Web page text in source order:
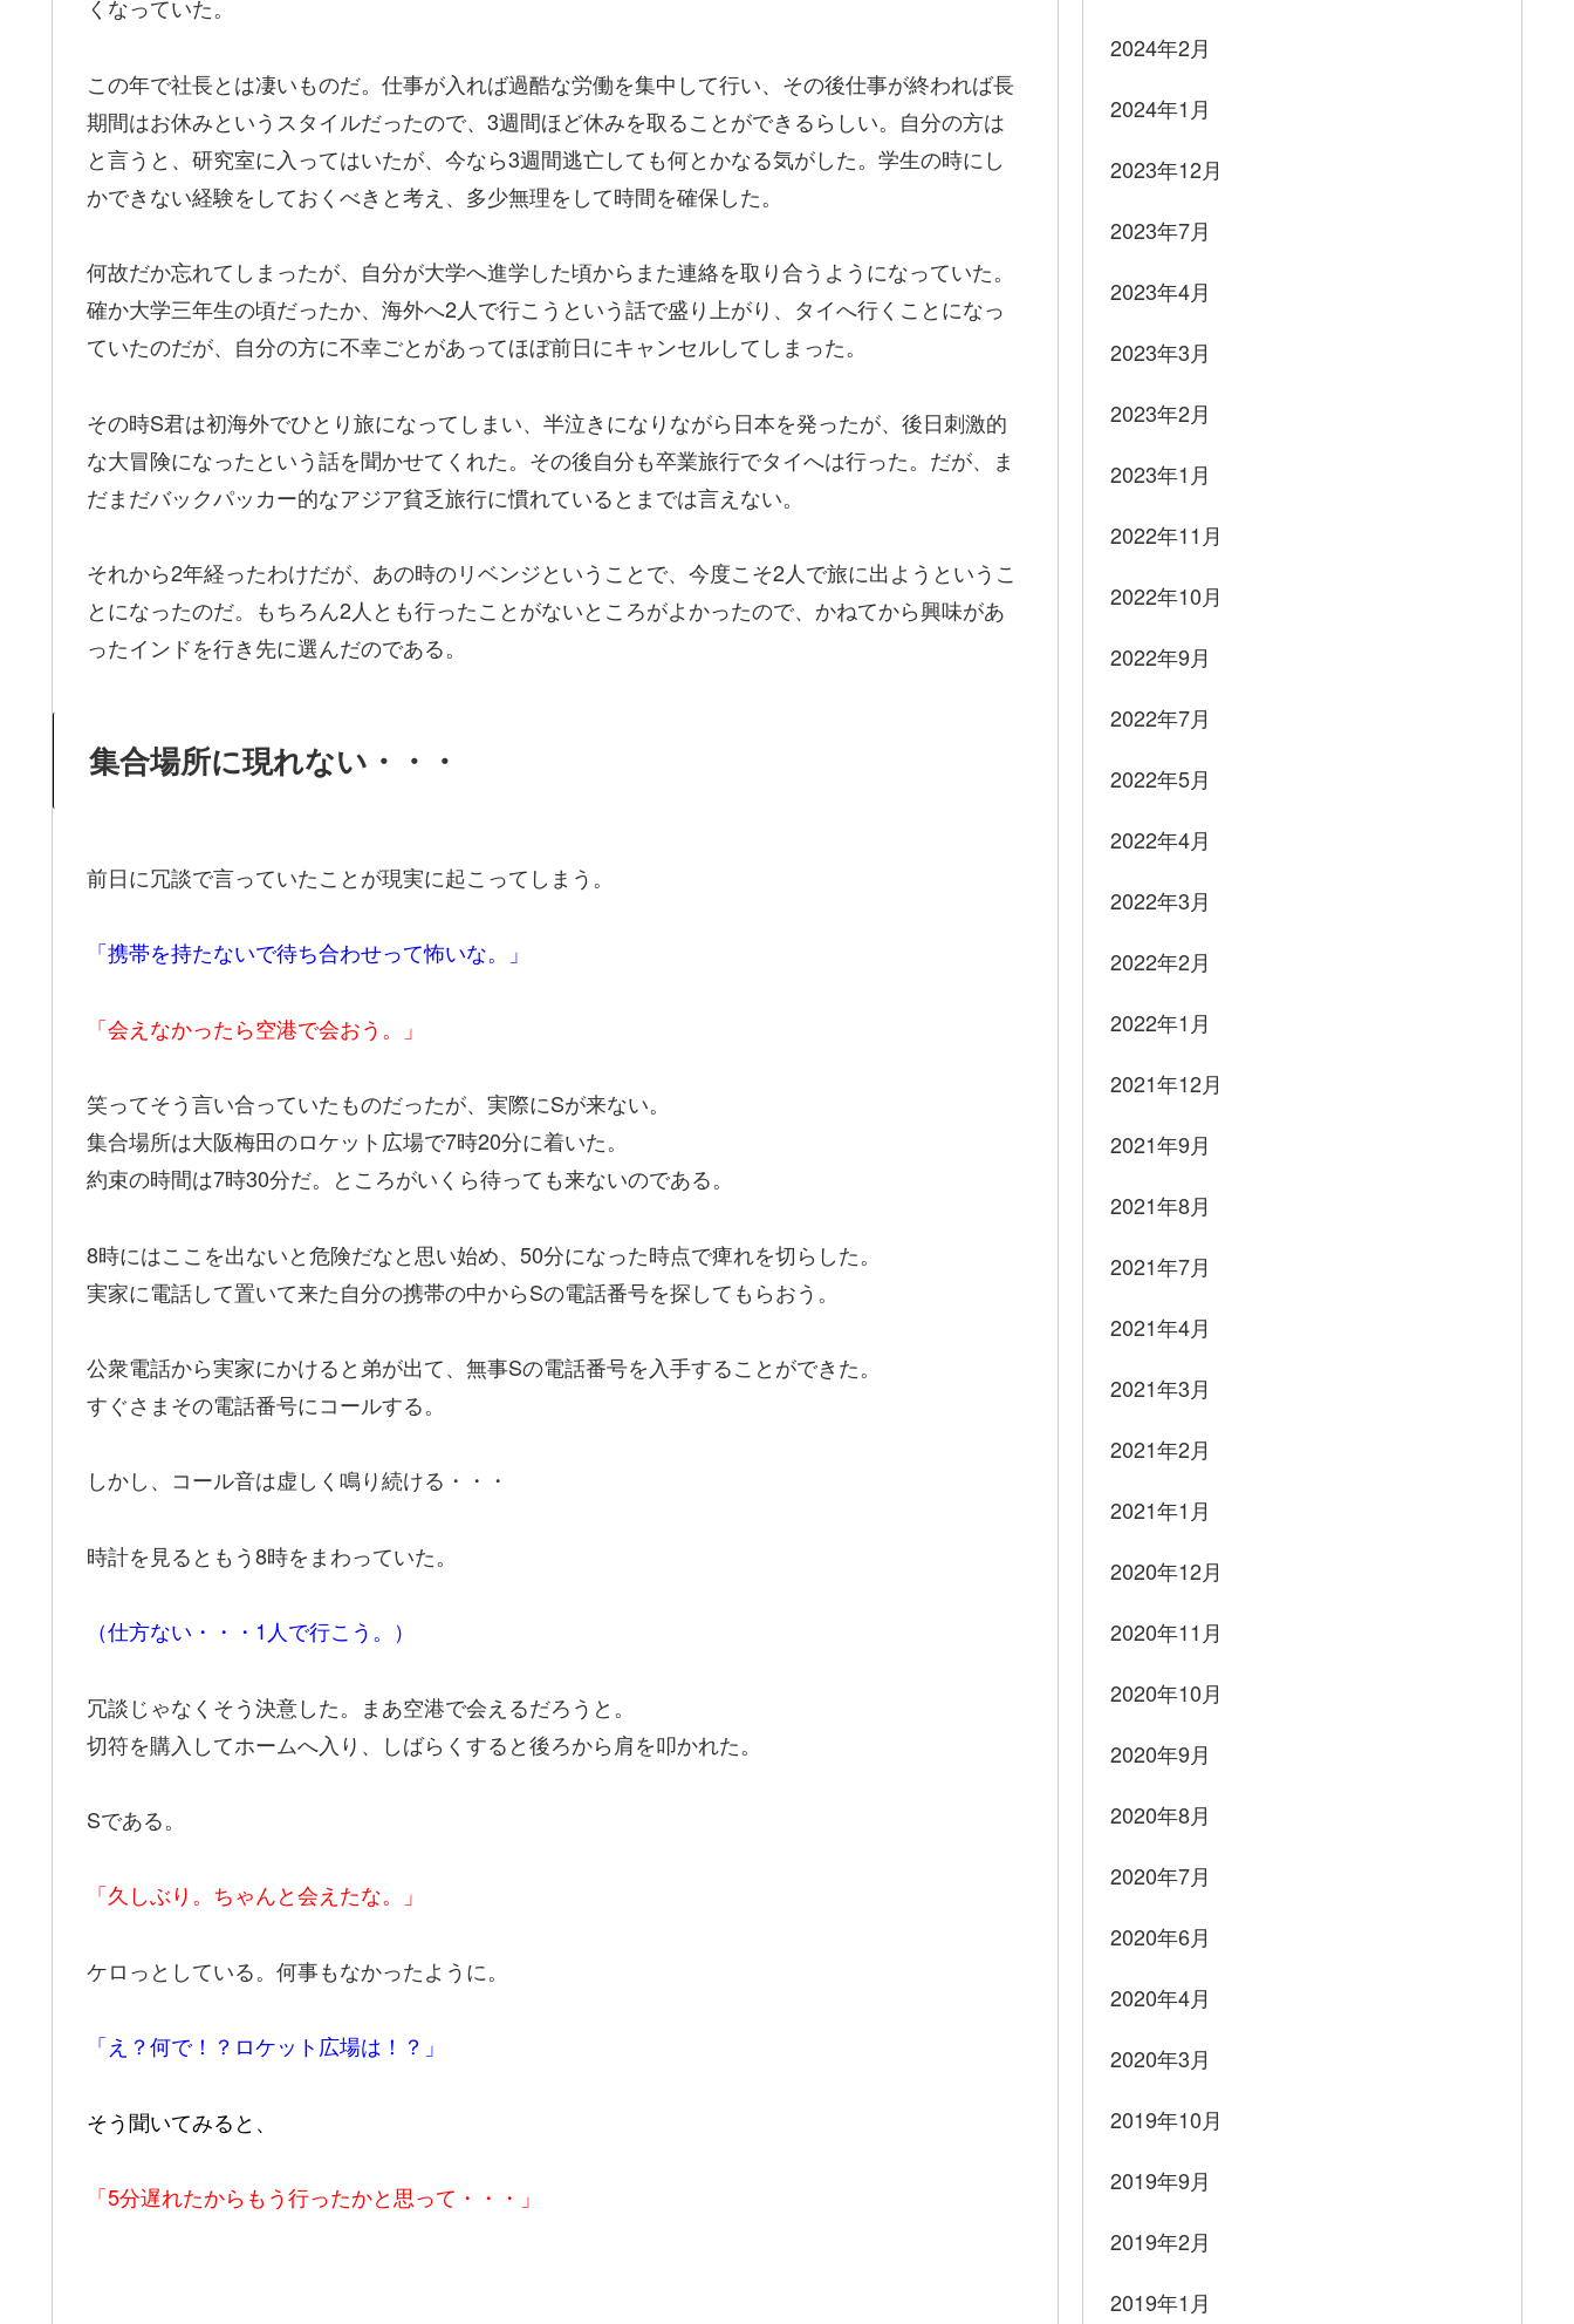
くなっていた。
この年で社長とは凄いものだ。仕事が入れば過酷な労働を集中して行い、その後仕事が終われば長
期間はお休みというスタイルだったので、3週間ほど休みを取ることができるらしい。自分の方は
と言うと、研究室に入ってはいたが、今なら3週間逃亡しても何とかなる気がした。学生の時にし
かできない経験をしておくべきと考え、多少無理をして時間を確保した。
何故だか忘れてしまったが、自分が大学へ進学した頃からまた連絡を取り合うようになっていた。
確か大学三年生の頃だったか、海外へ2人で行こうという話で盛り上がり、タイへ行くことになっ
ていたのだが、自分の方に不幸ごとがあってほぼ前日にキャンセルしてしまった。
その時S君は初海外でひとり旅になってしまい、半泣きになりながら日本を発ったが、後日刺激的
な大冒険になったという話を聞かせてくれた。その後自分も卒業旅行でタイへは行った。だが、ま
だまだバックパッカー的なアジア貧乏旅行に慣れているとまでは言えない。
それから2年経ったわけだが、あの時のリベンジということで、今度こそ2人で旅に出ようというこ
とになったのだ。もちろん2人とも行ったことがないところがよかったので、かねてから興味があ
ったインドを行き先に選んだのである。
集合場所に現れない・・・
前日に冗談で言っていたことが現実に起こってしまう。
「携帯を持たないで待ち合わせって怖いな。」
「会えなかったら空港で会おう。」
笑ってそう言い合っていたものだったが、実際にSが来ない。
集合場所は大阪梅田のロケット広場で7時20分に着いた。
約束の時間は7時30分だ。ところがいくら待っても来ないのである。
8時にはここを出ないと危険だなと思い始め、50分になった時点で痺れを切らした。
実家に電話して置いて来た自分の携帯の中からSの電話番号を探してもらおう。
公衆電話から実家にかけると弟が出て、無事Sの電話番号を入手することができた。
すぐさまその電話番号にコールする。
しかし、コール音は虚しく鳴り続ける・・・
時計を見るともう8時をまわっていた。
（仕方ない・・・1人で行こう。）
冗談じゃなくそう決意した。まあ空港で会えるだろうと。
切符を購入してホームへ入り、しばらくすると後ろから肩を叩かれた。
Sである。
「久しぶり。ちゃんと会えたな。」
ケロっとしている。何事もなかったように。
「え？何で！？ロケット広場は！？」
そう聞いてみると、
「5分遅れたからもう行ったかと思って・・・」
2024年2月
2024年1月
2023年12月
2023年7月
2023年4月
2023年3月
2023年2月
2023年1月
2022年11月
2022年10月
2022年9月
2022年7月
2022年5月
2022年4月
2022年3月
2022年2月
2022年1月
2021年12月
2021年9月
2021年8月
2021年7月
2021年4月
2021年3月
2021年2月
2021年1月
2020年12月
2020年11月
2020年10月
2020年9月
2020年8月
2020年7月
2020年6月
2020年4月
2020年3月
2019年10月
2019年9月
2019年2月
2019年1月